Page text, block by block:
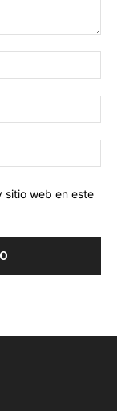
sitio web en este